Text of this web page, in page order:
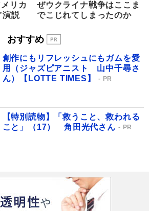
リカ
演説
ぜウクライナ戦争はここま
でこじれてしまったのか
おすすめ
創作にもリフレッシュにもガムを愛
用（ジャズピアニスト 山中千尋さ
ん）【LOTTE TIMES】
PR
【特別読物】「救うこと、救われる
こと」（17） 角田光代さん
PR